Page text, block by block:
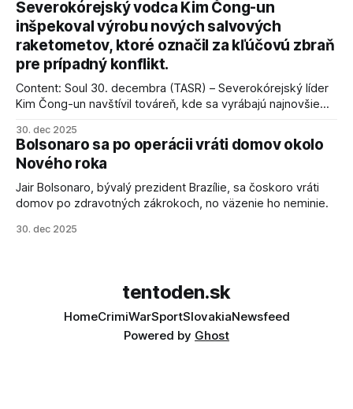
Severokórejský vodca Kim Čong-un
inšpekoval výrobu nových salvových
raketometov, ktoré označil za kľúčovú zbraň
pre prípadný konflikt.
Content: Soul 30. decembra (TASR) – Severokórejský líder
Kim Čong-un navštívil továreň, kde sa vyrábajú najnovšie
schopnosti. Informovali o tom štátne médiá KĽDR, na ktoré
sa odvoláva agentúra AFP.
30. dec 2025
Bolsonaro sa po operácii vráti domov okolo
Nového roka
Jair Bolsonaro, bývalý prezident Brazílie, sa čoskoro vráti
domov po zdravotných zákrokoch, no väzenie ho neminie.
30. dec 2025
tentoden.sk
HomeCrimiWarSportSlovakiaNewsfeed
Powered by Ghost